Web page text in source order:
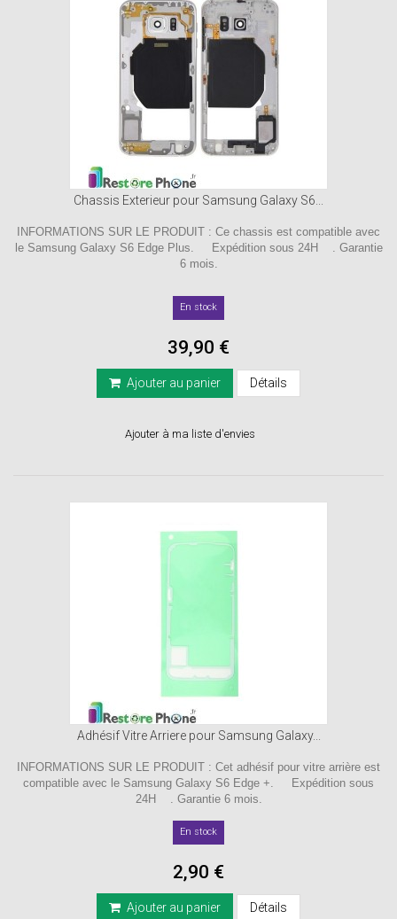
Chassis Exterieur pour Samsung Galaxy S6...
INFORMATIONS SUR LE PRODUIT : Ce chassis est compatible avec
le Samsung Galaxy S6 Edge Plus. Expédition sous 24H . Garantie
6 mois.
En stock
39,90 €
Ajouter au panier Détails
Ajouter à ma liste d'envies
Adhésif Vitre Arriere pour Samsung Galaxy...
INFORMATIONS SUR LE PRODUIT : Cet adhésif pour vitre arrière est
compatible avec le Samsung Galaxy S6 Edge +. Expédition sous
24H . Garantie 6 mois.
En stock
2,90 €
Ajouter au panier Détails